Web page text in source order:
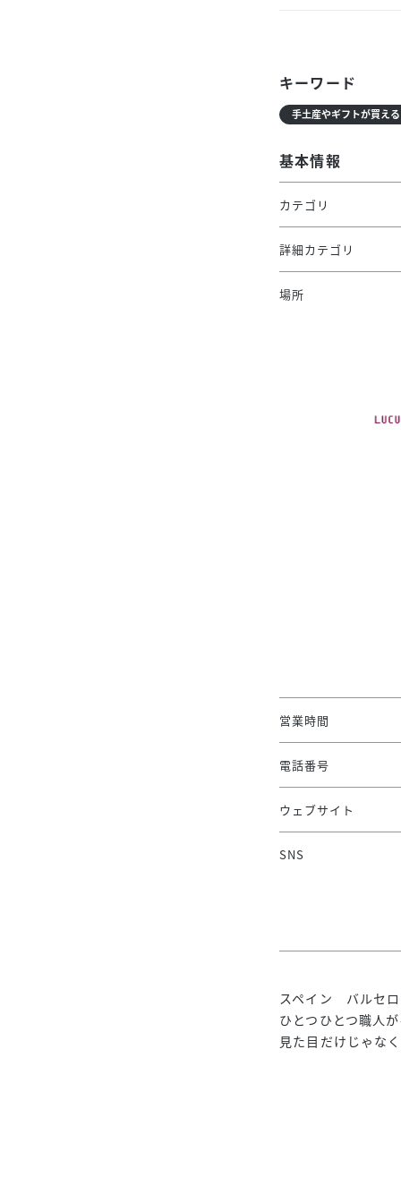
キーワード
手土産やギフトが買える
基本情報
カテゴリ
詳細カテゴリ
場所
営業時間
電話番号
ウェブサイト
SNS
スペイン バルセ
ひとつひとつ職人
見た目だけじゃな